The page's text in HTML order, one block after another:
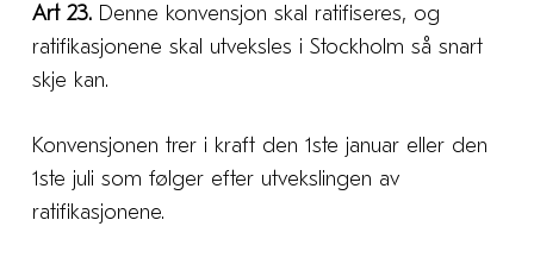
Art 23.Denne konvensjon skal ratifiseres, og
ratifikasjonene skal utveksles i Stockholm så snart
skje kan.
Konvensjonen trer i kraft den 1ste januar eller den
1ste juli som følger efter utvekslingen av
ratifikasjonene.